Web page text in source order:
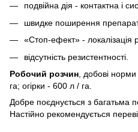
подвійна дія - контактна і
швидке поширення
«Стоп-ефект» - локалізація
відсутність резистентності.
Робочий розчин , добові
га; огірки - 600 л / га.
Добре поєднується з багатьма
Настійно рекомендується